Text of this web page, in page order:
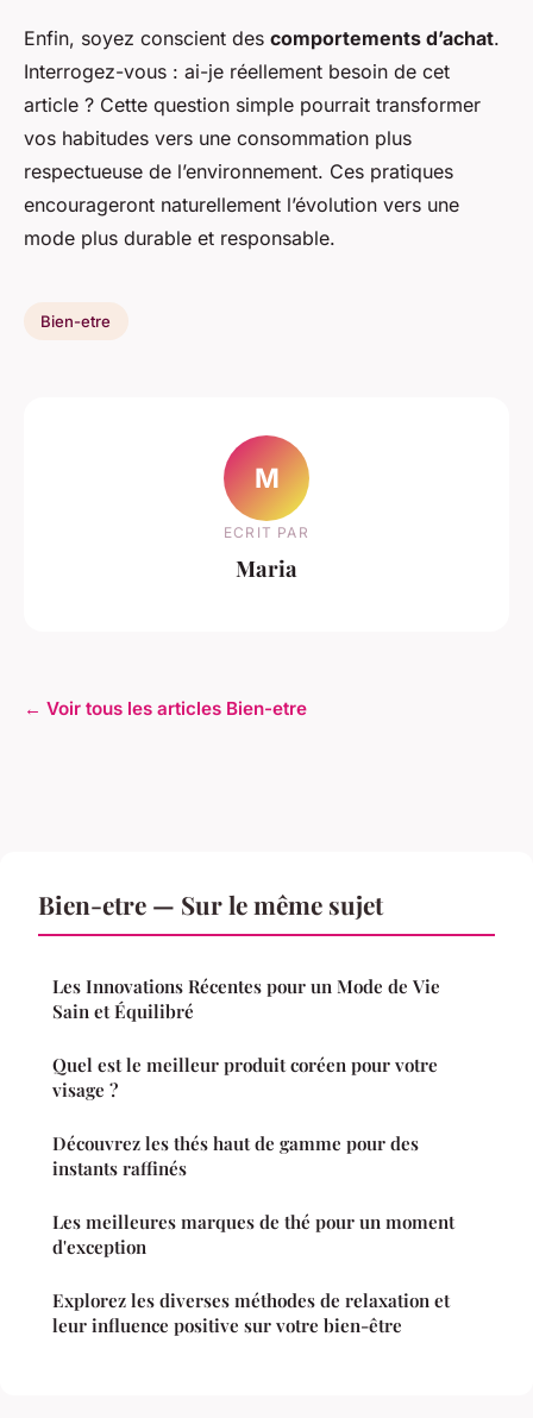
Enfin, soyez conscient des comportements d’achat.
Interrogez-vous : ai-je réellement besoin de cet
article ? Cette question simple pourrait transformer
vos habitudes vers une consommation plus
respectueuse de l’environnement. Ces pratiques
encourageront naturellement l’évolution vers une
mode plus durable et responsable.
Bien-etre
M
ECRIT PAR
Maria
← Voir tous les articles Bien-etre
Bien-etre — Sur le même sujet
Les Innovations Récentes pour un Mode de Vie
Sain et Équilibré
Quel est le meilleur produit coréen pour votre
visage ?
Découvrez les thés haut de gamme pour des
instants raffinés
Les meilleures marques de thé pour un moment
d'exception
Explorez les diverses méthodes de relaxation et
leur influence positive sur votre bien-être